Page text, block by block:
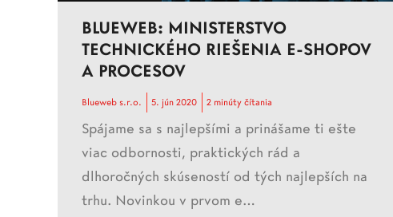
BLUEWEB: MINISTERSTVO
TECHNICKÉHO RIEŠENIA E-SHOPOV
A PROCESOV
Blueweb s.r.o. 5. jún 2020 2 minúty čítania
Spájame sa s najlepšími a prinášame ti ešte
viac odbornosti, praktických rád a
dlhoročných skúseností od tých najlepších na
trhu. Novinkou v prvom e…